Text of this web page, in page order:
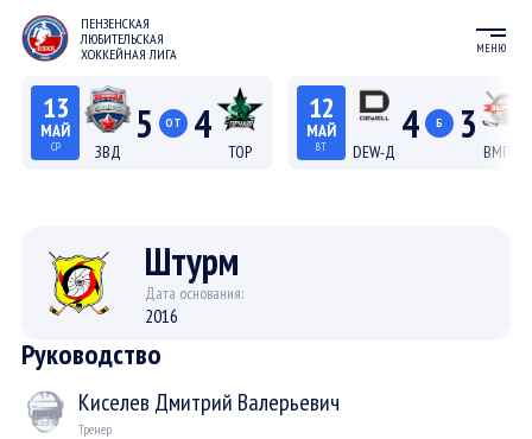
ПЕНЗЕНСКАЯ
ЛЮБИТЕЛЬСКАЯ
ХОККЕЙНАЯ ЛИГА
МЕНЮ
13
МАЙ
СР ЗВД
5 ОТ 4
ТОР
12
МАЙ
ВТ DEW-Д
4 Б 3
ВМП-Д
Штурм
Дата основания:
2016
Руководство
Киселев Дмитрий Валерьевич
Тренер